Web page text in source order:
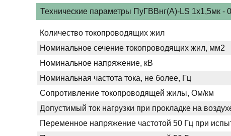
Технические параметры ПуГВВнг(A)-LS 1х1,5мк -
Количество токопроводящих жил
Номинальное сечение токопроводящих жил, мм2
Номинальное напряжение, кВ
Номинальная частота тока, не более, Гц
Сопротивление токопроводящей жилы, Ом/км
Допустимый ток нагрузки при прокладке на
Переменное напряжение частотой 50 Гц при